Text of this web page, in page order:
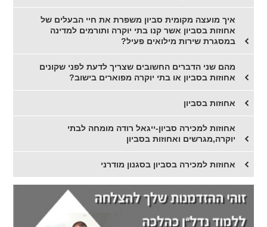
איך מועצה מקומית סביון משפרת את חיי הבעלים של
אחוזות בסביון אשר קנו בתי יוקרה ותורמים למדינה
במסגרת שירות מילואים פעיל?
מהם שני הדברים החשובים שצריך לדעת לפני שקונים
אחוזות בסביון או בתי יוקרה מפוארים בישוב?
אחוזות בסביון
אחוזות למכירה סביון-ייגאל רודה מומחה לבתי
יוקרה,מגרשים ואחוזות בסביון
אחוזות למכירה בסביון בסגנון מודרני